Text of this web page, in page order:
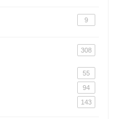
9
308
55
94
143